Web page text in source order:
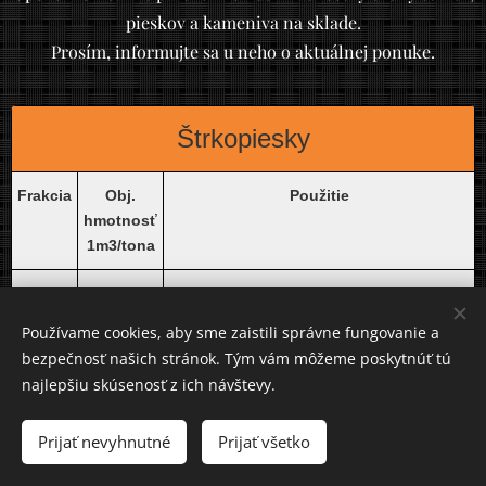
pieskov a kameniva na sklade.
Prosím, informujte sa u neho o aktuálnej ponuke.
Štrkopiesky
Frakcia
Obj.
hmotnosť
1m3/tona
Použitie
0-4 1,65
Jemný štrkopiesok vhodný na potery hál a
tenkostenné betóny, 0-4 aj do špeciálnych
betónov, A-0-8 60%, vhodný na podlahové
kúrenie.
1,85
prekladov,pilierov, taktiež stabilizačných
betónov, stropných dosiek a výrobu betónu
Používame cookies, aby sme zaistili správne fungovanie a
bezpečnosť našich stránok. Tým vám môžeme poskytnúť tú
najlepšiu skúsenosť z ich návštevy.
Prijať nevyhnutné Prijať všetko